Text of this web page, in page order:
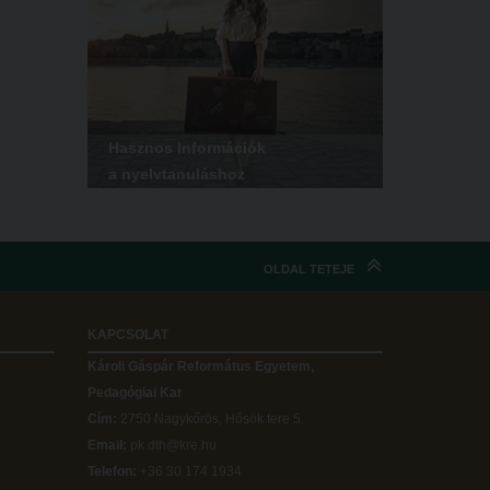
OLDAL TETEJE
KAPCSOLAT
Károli Gáspár Református Egyetem,
Pedagógiai Kar
Cím: 2750 Nagykőrös, Hősök tere 5.
Email: pk.dth@kre.hu
Telefon: +36 30 174 1934